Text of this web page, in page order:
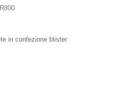
in confezione blister